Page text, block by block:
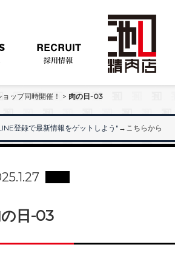
ップ同時開催！ > 肉の日-03
登録で最新情報をゲットしよう" →こちらから
日-03